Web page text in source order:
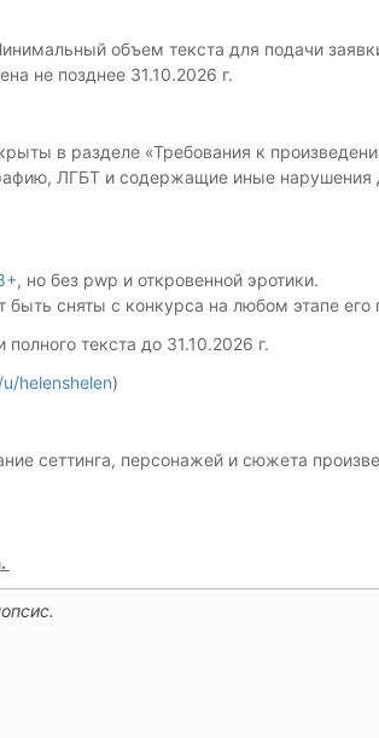
объем текста для подачи
не позднее 31.10.2026 г.
в разделе «Требования к
ЛГБТ и содержащие иные нарушения
, но без pwp и откровенной эротики.
сняты с конкурса на любом этапе его
текста до 31.10.2026 г.
helenshelen)
сеттинга, персонажей и сюжета